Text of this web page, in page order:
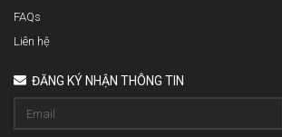
FAQs
Liên hệ
ĐĂNG KÝ NHẬN THÔNG TIN